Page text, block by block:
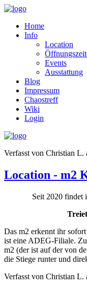
Home
Info
Location
Events
Ausstattung
Blog
Impressum
Chaostreff
Wiki
Login
Verfasst von Christian L.
Location - m2
Seit 2020 findet
Das m2 erkennt ihr
ist eine ADEG-Filiale.
m2 (der ist auf der von
die Stiege runter und
Verfasst von Christian L.